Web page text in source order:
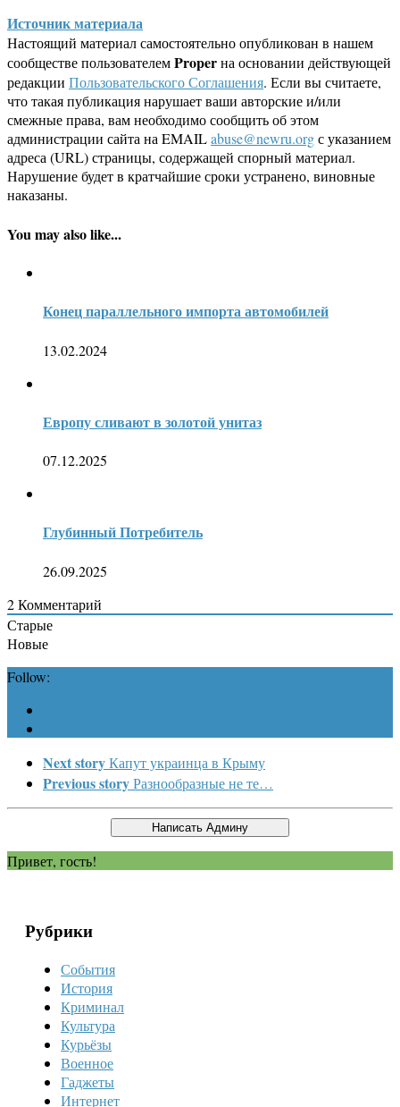
Источник материала
Настоящий материал самостоятельно опубликован в нашем
сообществе пользователемProperна основании действующей
редакции Пользовательского Соглашения. Если вы считаете,
что такая публикация нарушает ваши авторские и/или
смежные права, вам необходимо сообщить об этом
администрации сайта на EMAILabuse@newru.orgс указанием
адреса (URL) страницы, содержащей спорный материал.
Нарушение будет в кратчайшие сроки устранено, виновные
наказаны.
You may also like...
Конец параллельного импорта автомобилей
13.02.2024
Европу сливают в золотой унитаз
07.12.2025
Глубинный Потребитель
26.09.2025
2Комментарий
Старые
Новые
Follow:
Next storyКапут украинца в Крыму
Previous storyРазнообразные не те…
Привет, гость!
Рубрики
События
История
Криминал
Культура
Курьёзы
Военное
Гаджеты
Интернет